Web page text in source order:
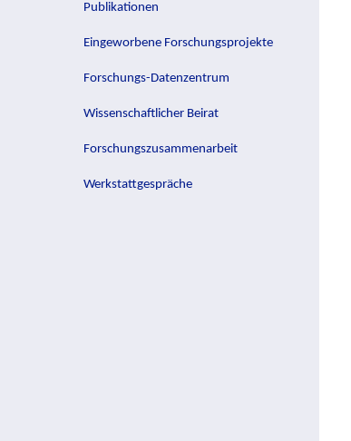
Publikationen
Eingeworbene Forschungsprojekte
Forschungs-Datenzentrum
Wissenschaftlicher Beirat
Forschungszusammenarbeit
Werkstattgespräche